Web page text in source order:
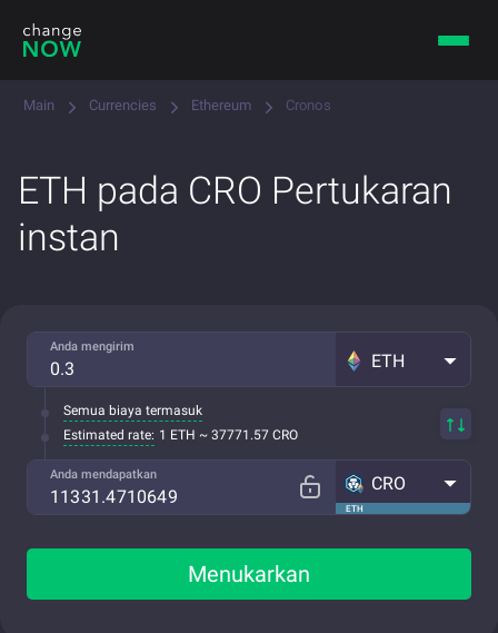
Main Currencies Ethereum Cronos
ETH pada CRO Pertukaran
instan
Anda mengirim
ETH
Semua biaya termasuk
Estimated rate: 1 ETH ~ 37771.57 CRO
Anda mendapatkan
ETH
CRO
Menukarkan